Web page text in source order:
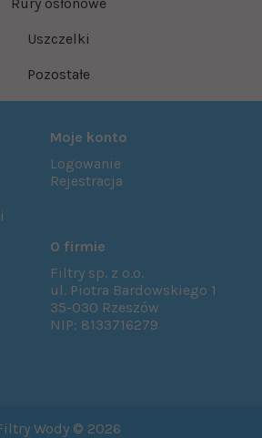
Uszczelki
Pozostałe
Moje konto
Logowanie
Rejestracja
O firmie
Filtry sp. z o.o.
ul. Piotra Bardowskiego 1
35-030 Rzeszów
NIP: 8133716279
Wody © 2026